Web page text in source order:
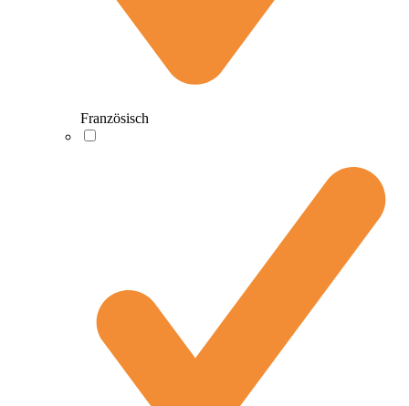
Französisch